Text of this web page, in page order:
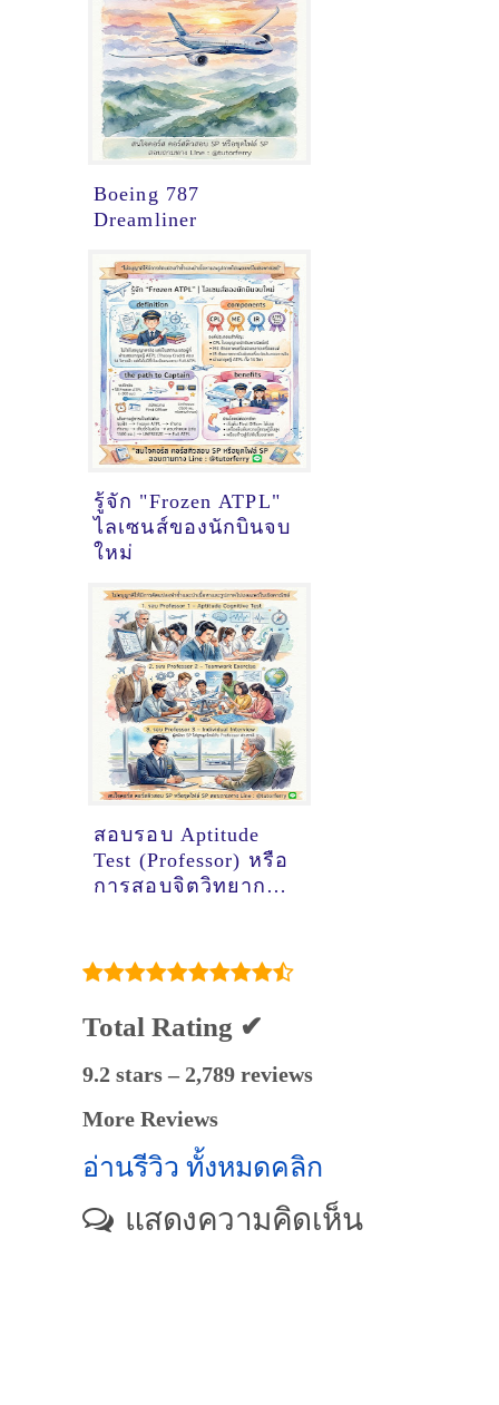
Boeing 787
Dreamliner
รู้จัก "Frozen ATPL"
ไลเซนส์ของนักบินจบ
ใหม่
สอบรอบ Aptitude
Test (Professor) หรือ
การสอบจิตวิทยาการ
Total Rating ✔
9.2 stars – 2,789 reviews
More Reviews
อ่านรีวิว ทั้งหมดคลิก
แสดงความคิดเห็น